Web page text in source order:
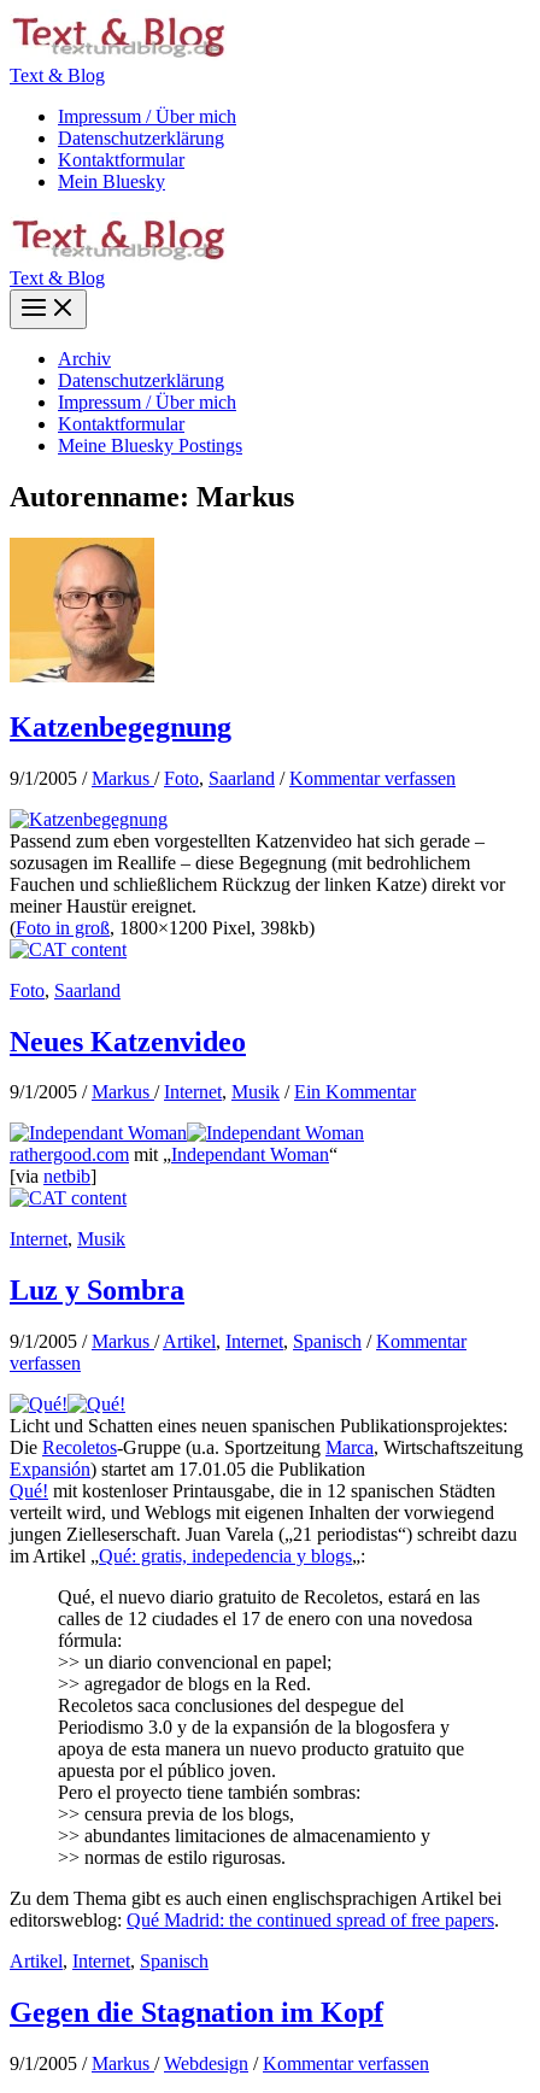
Zum
Inhalt
Text & Blog
Impressum / Über mich
Datenschutzerklärung
Kontaktformular
Mein Bluesky
Text & Blog
Main
Menu
Archiv
Datenschutzerklärung
Impressum / Über mich
Kontaktformular
Meine Bluesky Postings
Autorenname: Markus
Katzenbegegnung
9/1/2005 /Markus /Foto, Saarland /Kommentar verfassen
Passend zum eben vorgestellten Katzenvideo hat sich gerade –
sozusagen im Reallife – diese Begegnung (mit bedrohlichem
Fauchen und schließlichem Rückzug der linken Katze) direkt vor
meiner Haustür ereignet.
(Foto in groß, 1800×1200 Pixel, 398kb)
Foto, Saarland
Neues Katzenvideo
9/1/2005 /Markus /Internet, Musik /Ein Kommentar
rathergood.com mit „Independant Woman“
[via netbib]
Internet, Musik
Luz y Sombra
9/1/2005 /Markus /Artikel, Internet, Spanisch /Kommentar
verfassen
Licht und Schatten eines neuen spanischen Publikationsprojektes:
Die Recoletos-Gruppe (u.a. Sportzeitung Marca, Wirtschaftszeitung
Expansión) startet am 17.01.05 die Publikation
Qué! mit kostenloser Printausgabe, die in 12 spanischen Städten
verteilt wird, und Weblogs mit eigenen Inhalten der vorwiegend
jungen Zielleserschaft. Juan Varela („21 periodistas“) schreibt dazu
im Artikel „Qué: gratis, indepedencia y blogs„:
Qué, el nuevo diario gratuito de Recoletos, estará en las
calles de 12 ciudades el 17 de enero con una novedosa
fórmula:
>> un diario convencional en papel;
>> agregador de blogs en la Red.
Recoletos saca conclusiones del despegue del
Periodismo 3.0 y de la expansión de la blogosfera y
apoya de esta manera un nuevo producto gratuito que
apuesta por el público joven.
Pero el proyecto tiene también sombras:
>> censura previa de los blogs,
>> abundantes limitaciones de almacenamiento y
>> normas de estilo rigurosas.
Zu dem Thema gibt es auch einen englischsprachigen Artikel bei
editorsweblog: Qué Madrid: the continued spread of free papers.
Artikel, Internet, Spanisch
Gegen die Stagnation im Kopf
9/1/2005 /Markus /Webdesign /Kommentar verfassen